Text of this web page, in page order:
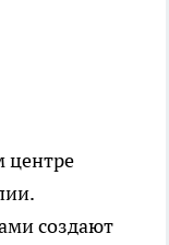
центре
создают